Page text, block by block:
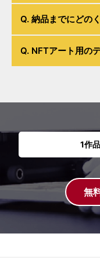
はい、ジークレー版画
クレー版画サービスペ
Q. 納品までにどの
基本には10枚までなら
ます。しかし、時期に
合がございます。詳細
Q. NFTアート用の
1作
無